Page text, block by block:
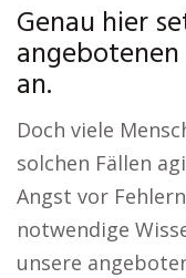
Genau hier
an.
Doch viele
solchen Fällen
Angst vor
notwendige
unsere